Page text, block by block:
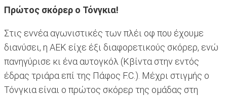
Πρώτος σκόρερ ο Τόνγκια!
Στις εννέα αγωνιστικές των πλέι οφ που έχουμε
διανύσει, η ΑΕΚ είχε έξι διαφορετικούς σκόρερ, ενώ
πανηγύρισε κι ένα αυτογκόλ (Κβίντα στην εντός
έδρας τριάρα επί της Πάφος F.C.). Μέχρι στιγμής ο
Τόνγκια είναι ο πρώτος σκόρερ της ομάδας στη